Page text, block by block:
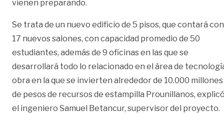
vienen preparando.
Se trata de un nuevo edificio de 5 pisos, que contará con
17 nuevos salones, con capacidad promedio de 50
estudiantes, además de 9 oficinas en las que se
desarrollará todo lo relacionado en el área de
obra en la que se invierten alrededor de 10.000 millones
de pesos de recursos de estampilla Prounillanos,
el ingeniero Samuel Betancur, supervisor del proyecto.